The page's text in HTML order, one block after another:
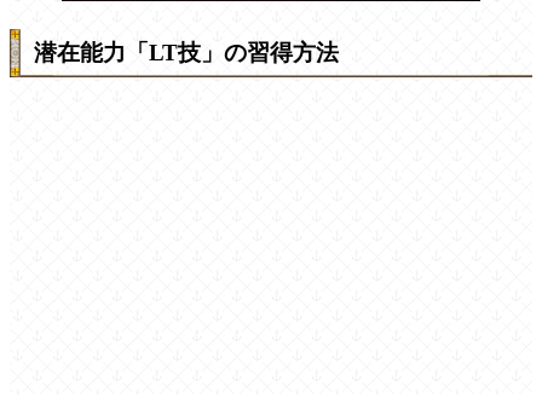
潜在能力「LT技」の習得方法